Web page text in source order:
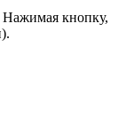
Нажимая кнопку,